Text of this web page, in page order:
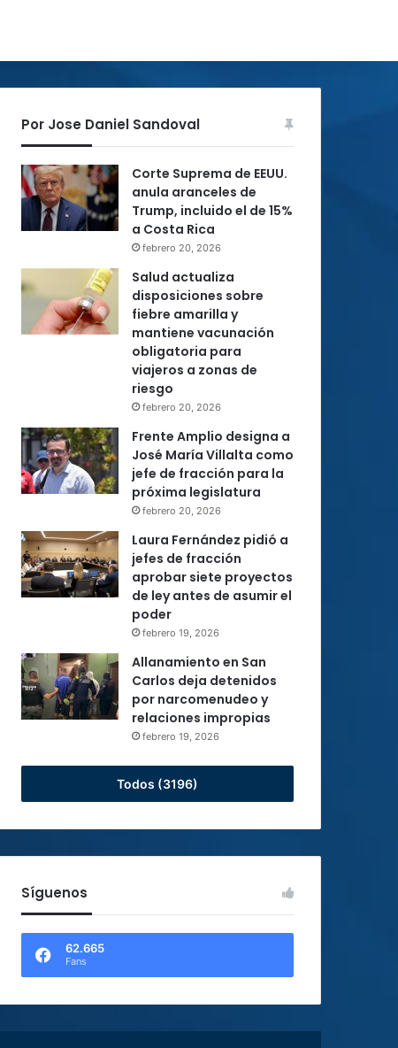
Por Jose Daniel Sandoval
Corte Suprema de EEUU.
anula aranceles de
Trump, incluido el de 15%
a Costa Rica
febrero 20, 2026
Salud actualiza
disposiciones sobre
fiebre amarilla y
mantiene vacunación
obligatoria para
viajeros a zonas de
riesgo
febrero 20, 2026
Frente Amplio designa a
José María Villalta como
jefe de fracción para la
próxima legislatura
febrero 20, 2026
Laura Fernández pidió a
jefes de fracción
aprobar siete proyectos
de ley antes de asumir el
poder
febrero 19, 2026
Allanamiento en San
Carlos deja detenidos
por narcomenudeo y
relaciones impropias
febrero 19, 2026
Todos (3196)
Síguenos
62.665
Fans